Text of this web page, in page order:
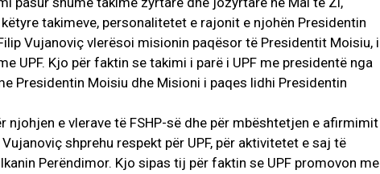
takimeve, personalitetet e rajonit e njohën Presidentin
Vujanoviç vlerësoi misionin paqësor të Presidentit Moisiu, i
UPF. Kjo për faktin se takimi i parë i UPF me presidentë nga
Presidentin Moisiu dhe Misioni i paqes lidhi Presidentin
njohjen e vlerave të FSHP-së dhe për mbështetjen e afirmimit
shprehu respekt për UPF, për aktivitetet e saj të
Perëndimor. Kjo sipas tij për faktin se UPF promovon me